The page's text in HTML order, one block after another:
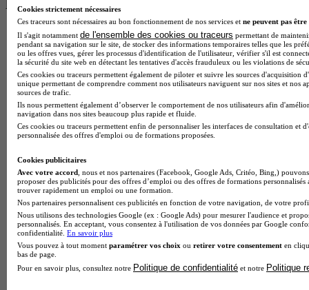
les plus recherchés
BTS Esf en alternance
BTS Dietetique en alternance
BTS Mco en alternance
BTS Pi en alternance
BTS Sp3s en alternance
Master CCA en alternance
BTS Ndrc en alternance
BTS Sam en alternance
Cap Fleuriste en alternance
MSc Marketing Digital en alternance
BTS Gpme en alternance
Cap Electricien en alternance
BTS Gpn en alternance
BTS Domotique en alternance
BAC Pro Agora en alternance
BTS Sta en alternance
BTS Iris en alternance
BTS Tpl en alternance
BTS Ati en alternance
Cookies strictement nécessaires
Ces traceurs sont nécessaires au bon fonctionnement de nos services et ne peuvent pas être
Il s'agit notamment de l'ensemble des cookies ou traceurs permettant de
pendant sa navigation sur le site, de stocker des informations temporaires telles que les
ou les offres vues, gérer les processus d'identification de l'utilisateur, vérifier s'il est
la sécurité du site web en détectant les tentatives d'accès frauduleux ou les violations de
Ces cookies ou traceurs permettent également de piloter et suivre les sources d'acquisition
unique permettant de comprendre comment nos utilisateurs naviguent sur nos sites et nos
sources de trafic.
Ils nous permettent également d’observer le comportement de nos utilisateurs afin
navigation dans nos sites beaucoup plus rapide et fluide.
Ces cookies ou traceurs permettent enfin de personnaliser les interfaces de consultation et
personnalisée des offres d'emploi ou de formations proposées.
Cookies publicitaires
Avec votre accord , nous et nos partenaires (Facebook, Google Ads, Critéo, Bing,)
proposer des publicités pour des offres d’emploi ou des offres de formations
trouver rapidement un emploi ou une formation.
Nos partenaires personnalisent ces publicités en fonction de votre navigation, de votre
Nous utilisons des technologies Google (ex : Google Ads) pour mesurer l'audience et
personnalisés. En acceptant, vous consentez à l'utilisation de vos données par Google
confidentialité. En savoir plus
Vous pouvez à tout moment paramétrer vos choix ou retirer votre consentement en
bas de page.
Pour en savoir plus, consultez notre Politique de confidentialité et notre Politique